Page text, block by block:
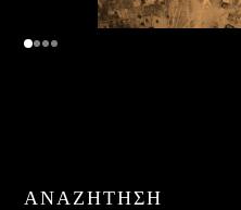
ΑΝΑΖΉΤΗΣΗ